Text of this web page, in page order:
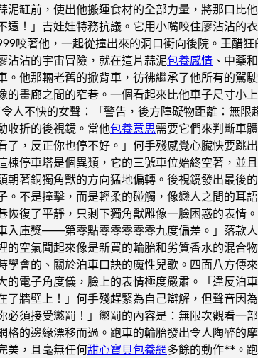
缸前，使出他搬運食材的全部力量，將那口比
！」吉娃娃特務抗議。它用小嘴咬住廖沾沾的
咬著他，一起從撞出來的洞口衝向後院。王醋
沾沾的宇宙冒險，就在這片蒜泥包養感情 、中藥
他那輛老舊的掀背車，彷彿繼承了他所有的駕
畫廊之間的窄巷。一個看起來比他車子尺寸小
人不快的女聲：「警告，後方障礙物距離：無
收折的後視鏡。當他包養意思需要它們來判斷車
，反正你也停不好。」何手殘感覺心臟快要跳
停車塔是個異類，它的三號車位始終空著，並
著銅獨角獸的方向猛地偏轉。後視鏡發出最後
不是撞擊，而是輕柔的碰觸，像戀人之間的耳
復了平靜，只剩下獨角獸雕像一臉困惑的表情
入庫獎——第零點零零零零零九度偏差。」落款
空氣聞起來像是新買的輪胎和劣質香水的混合
會的、關於泊車口訣的魔性兒歌。四面八方傳
電子角度儀，臉上的表情極度嚴肅。「違反泊
牆壁上！」何手殘趕緊為自己辯解，但聲音因
須接受懲罰！」懲罰的內容是：無限次觀看一
的邊緣漂移而過。跑車的輪胎發出令人陶醉的
美，且毫無任何甜心寶貝包養網多餘的動作**。